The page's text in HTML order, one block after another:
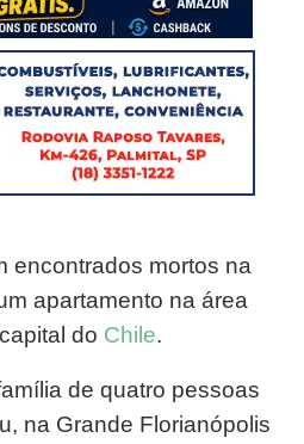
encontrados mortos na
apartamento na área
do Chile.
de quatro pessoas
na Grande Florianópolis